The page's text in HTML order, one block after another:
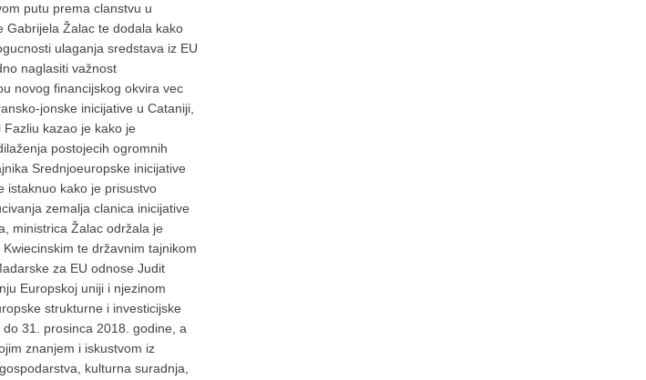
putu prema clanstvu u
Gabrijela Žalac te dodala kako
ulaganja sredstava iz EU
naglasiti važnost
novog financijskog okvira vec
jonske inicijative u Cataniji,
kazao je kako je
postojecih ogromnih
Srednjoeuropske inicijative
istaknuo kako je prisustvo
zemalja clanica inicijative
ministrica Žalac održala je
te državnim tajnikom
za EU odnose Judit
Europskoj uniji i njezinom
strukturne i investicijske
31. prosinca 2018. godine, a
znanjem i iskustvom iz
kulturna suradnja,